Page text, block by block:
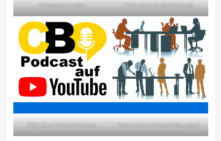
Wissenstransfer CBQ blue AudioPodcast
CBQ blue VideoPodcast Besondere Dienstleistungen